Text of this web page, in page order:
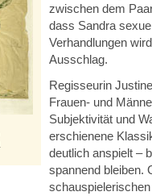
zwischen dem
dass Sandra
Verhandlungen
Ausschlag.
Regisseurin
Frauen- und
Subjektivität und
erschienene
deutlich anspielt –
spannend bleiben.